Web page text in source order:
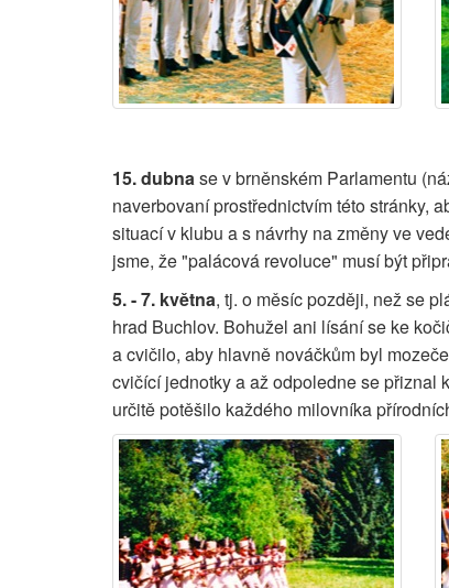
15. dubnase v brněnském Parlamentu
naverbovaní prostřednictvím této stránky,
situací v klubu a s návrhy na změny ve
jsme, že "palácová revoluce" musí být
5. - 7. května, tj. o měsíc později, než se
hrad Buchlov. Bohužel ani lísání se ke
a cvičilo, aby hlavně nováčkům byl
cvičící jednotky a až odpoledne se přiznal
určitě potěšilo každého milovníka